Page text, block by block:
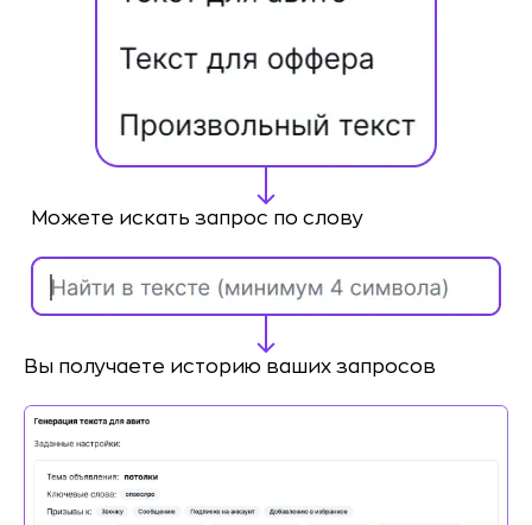
Можете искать запрос по слову
Вы получаете историю ваших запросов